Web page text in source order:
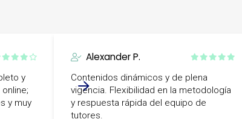
y
y muy
Alexander P.
Contenidos dinámicos y de plena
vigencia. Flexibilidad en la metodología
y respuesta rápida del equipo de
tutores.